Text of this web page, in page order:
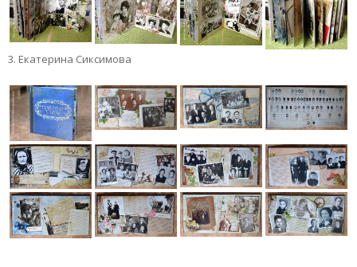
3. Екатерина Сиксимова